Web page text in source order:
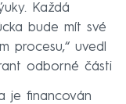
Každá
bude mít své
procesu,“ uvedl
odborné části
je financován